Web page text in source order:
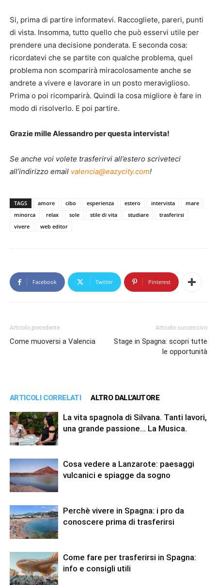
Si, prima di partire informatevi. Raccogliete, pareri, punti
di vista. Insomma, tutto quello che può esservi utile per
prendere una decisione ponderata. E seconda cosa:
ricordatevi che se partite con qualche problema, quel
problema non scomparirà miracolosamente anche se
andrete a vivere e lavorare in un posto meraviglioso.
Prima o poi ricomparirà. Quindi la cosa migliore è fare in
modo di risolverlo. E poi partire.
Grazie mille Alessandro per questa intervista!
Se anche voi volete trasferirvi all’estero scriveteci
all’indirizzo email valencia@eazycity.com!
TAGS amore cibo esperienza estero intervista
mare
minorca
relax sole stile di vita studiare
trasferirsi
vivere
web editor
Facebook Twitter Pinterest
Articolo precedente
Come muoversi a Valencia
Articolo successivo
Stage in Spagna: scopri tutte
le opportunità
ARTICOLI CORRELATI ALTRO DALL'AUTORE
La vita spagnola di Silvana. Tanti lavori,
una grande passione… La Musica.
Cosa vedere a Lanzarote: paesaggi
vulcanici e spiagge da sogno
Perchè vivere in Spagna: i pro da
conoscere prima di trasferirsi
Come fare per trasferirsi in Spagna:
info e consigli utili